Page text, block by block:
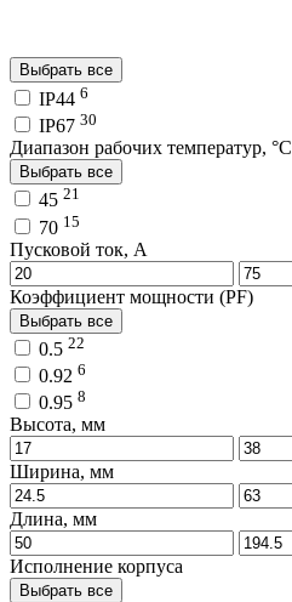
Выбрать все
IP44 6
IP67 30
Диапазон рабочих температур, °C
Выбрать все
45 21
70 15
Пусковой ток, A
Коэффициент мощности (PF)
Выбрать все
0.5 22
0.92 6
0.95 8
Высота, мм
Ширина, мм
Длина, мм
Исполнение корпуса
Выбрать все